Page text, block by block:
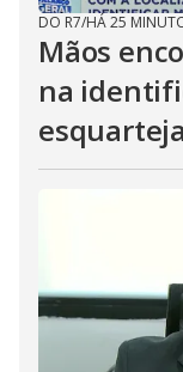
DO R7/HÁ 25
Mãos
na